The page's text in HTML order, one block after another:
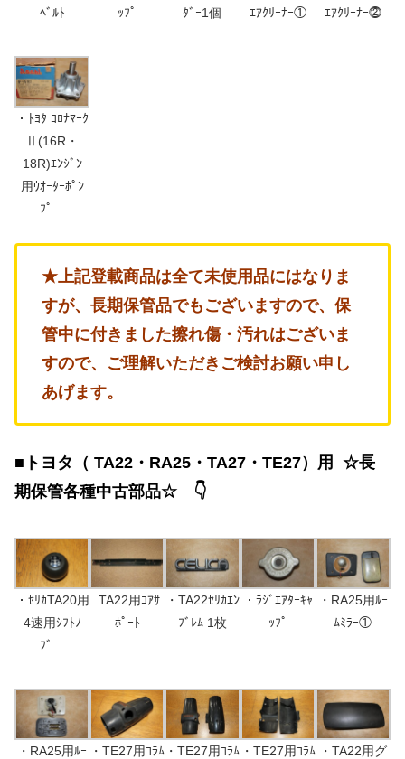
ﾍﾞﾙﾄ ｯﾌﾟ ﾀﾞｰ1個 ｴｱｸﾘｰﾅｰ① ｴｱｸﾘｰﾅｰ⓶
・ﾄﾖﾀ ｺﾛﾅﾏｰｸ
Ⅱ(16R・
18R)ｴﾝｼﾞﾝ
用ｳｵｰﾀｰﾎﾟﾝ
ﾌﾟ
★上記登載商品は全て未使用品にはなりま
すが、長期保管品でもございますので、保
管中に付きました擦れ傷・汚れはございま
すので、ご理解いただきご検討お願い申し
あげます。
■トヨタ（ TA22・RA25・TA27・TE27）用 ☆長
期保管各種中古部品☆ 👇
・ｾﾘｶTA20用
4速用ｼﾌﾄﾉ
ﾌﾞ
.TA22用ｺｱｻ
ﾎﾟｰﾄ
・TA22ｾﾘｶｴﾝ
ﾌﾞﾚﾑ 1枚
・ﾗｼﾞｴｱﾀｰｷｬ
ｯﾌﾟ
・RA25用ﾙｰ
ﾑﾐﾗｰ①
・RA25用ﾙｰ
・TE27用ｺﾗﾑ ・TE27用ｺﾗﾑ ・TE27用ｺﾗﾑ
・TA22用グ